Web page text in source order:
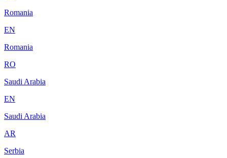
Romania
EN
Romania
RO
Saudi Arabia
EN
Saudi Arabia
AR
Serbia